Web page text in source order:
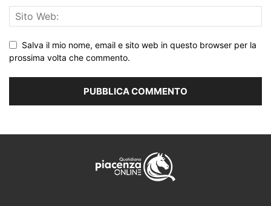
Salva il mio nome, email e sito web in questo browser per la
prossima volta che commento.